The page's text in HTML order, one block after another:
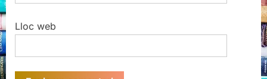
Lloc web